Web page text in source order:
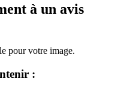
à un avis
pour votre image.
: